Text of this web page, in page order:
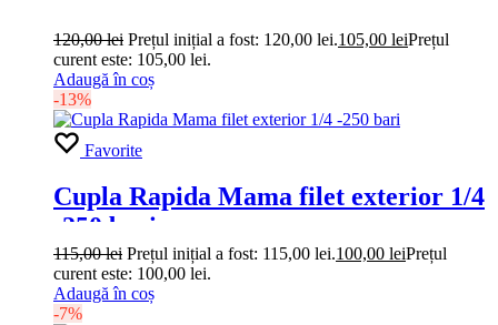
120,00lei Prețul inițial a fost: 120,00 lei.105,00 leiPrețul
curent este: 105,00 lei.
Adaugă în coș
-13%
Favorite
Cupla Rapida Mama filet exterior 1/4
-250 bari
115,00lei Prețul inițial a fost: 115,00 lei.100,00 leiPrețul
curent este: 100,00 lei.
Adaugă în coș
-7%